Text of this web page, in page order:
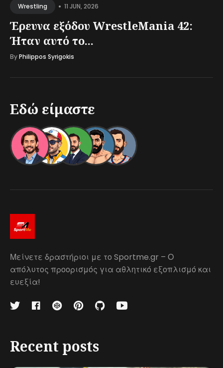
Wrestling • 11 JUN, 2026
Έρευνα εξόδου WrestleMania 42:
Ήταν αυτό το...
ByPhilippos Syrigokis
Εδώ είμαστε
Μείνετε δραστήριοι με το Sportme.gr – Ο
απόλυτος προορισμός για αθλητικό εξοπλισμό και
ευεξία!
Recent posts